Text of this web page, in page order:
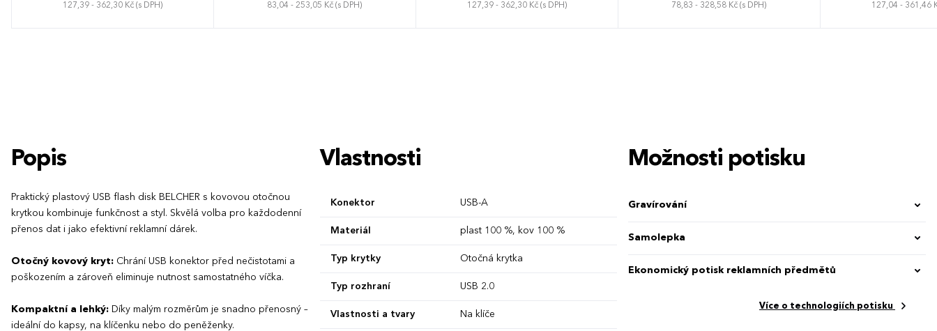
127,39 - 362,30 Kč (s DPH) 83,04 - 253,05 Kč (s DPH) 127,39 - 362,30 Kč (s DPH) 78,83 - 328,58 Kč (s DPH) 127,04 - 361,46
Popis
Praktický plastový USB flash disk BELCHER s kovovou otočnou
krytkou kombinuje funkčnost a styl. Skvělá volba pro každodenní
přenos dat i jako efektivní reklamní dárek.
Otočný kovový kryt: Chrání USB konektor před nečistotami a
poškozením a zároveň eliminuje nutnost samostatného víčka.
Kompaktní a lehký: Díky malým rozměrům je snadno přenosný –
ideální do kapsy, na klíčenku nebo do peněženky.
Vlastnosti
Konektor USB-A
Materiál plast 100 %, kov 100 %
Typ krytky Otočná krytka
Typ rozhraní USB 2.0
Vlastnosti a tvary Na klíče
Možnosti potisku
Gravírování
Samolepka
Ekonomický potisk reklamních předmětů
Více o technologiích potisku